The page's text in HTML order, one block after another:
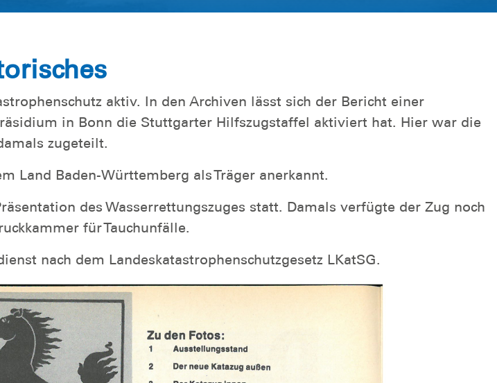
aktiv. In den Archiven lässt sich der Bericht einer
in Bonn die Stuttgarter Hilfszugstaffel aktiviert hat. Hier war die
zugeteilt.
Land Baden-Württemberg als Träger anerkannt.
des Wasserrettungszuges statt. Damals verfügte der Zug noch
für Tauchunfälle.
nach dem Landeskatastrophenschutzgesetz LKatSG.